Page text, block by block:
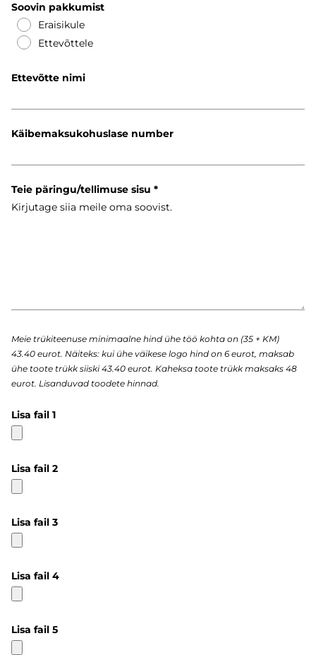
Soovin pakkumist
Eraisikule
Ettevõttele
Ettevõtte nimi
Käibemaksukohuslase number
Teie päringu/tellimuse sisu
Meie trükiteenuse minimaalne hind ühe töö kohta on (35 + KM)
43.40 eurot. Näiteks: kui ühe väikese logo hind on 6 eurot, maksab
ühe toote trükk siiski 43.40 eurot. Kaheksa toote trükk maksaks 48
eurot. Lisanduvad toodete hinnad.
Lisa fail 1
Lisa fail 2
Lisa fail 3
Lisa fail 4
Lisa fail 5